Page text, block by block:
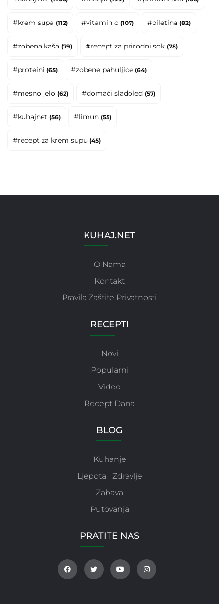
#krem supa (112) #vitamin c (107) #piletina (82)
#zobena kaša (79) #recept za prirodni sok (78)
#proteini (65) #zobene pahuljice (64)
#mesno jelo (62) #domaći sladoled (57)
#kuhajnet (56) #limun (55)
#recept za krem supu (45)
KUHAJ.NET
O Nama
Kontakt
Pravila Zaštite Privatnosti
RECEPTI
Novi
Popularni
Video
Recept Dana
BLOG
Kuhanje
Ljepota I Zdravlje
Zabava
Putovanja
PRATITE NAS